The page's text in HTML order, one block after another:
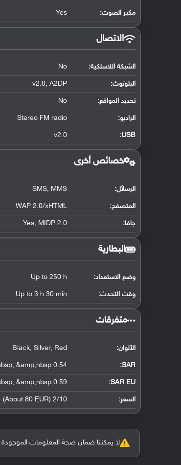
مكبر الصوت: Yes
الاتصال
الشبكة اللاسلكية: No
البلوتوث:
v2.0, A2DP
تحديد المواقع:
No
الراديو: Stereo FM radio
USB
:
v2.0
خصائص أخرى
الرسائل: SMS, MMS
المتصفح: WAP 2.0/xHTML
جافا: Yes, MIDP 2.0
البطارية
وضع الاستعداد: Up to 250 h
وقت التحدث: Up to 3 h 30 min
‏متفرقات‏
الألوان: Black, Silver, Red
SAR
:
0.54 W/kg (head) &amp;nbsp; &amp;nbsp; 0.34 W/kg (body) &amp;nbsp; &amp;nbsp;
SAR EU:
0.59 W/kg (head) &amp;nbsp; &amp;nbsp;
السعر: 2/10 (About 80 EUR)
لا يمكننا ضمان صحة المعلومات الموجودة في هذه الصفحة